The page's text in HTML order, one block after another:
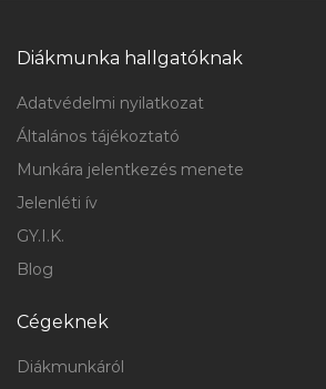
Diákmunka hallgatóknak
Adatvédelmi nyilatkozat
Általános tájékoztató
Munkára jelentkezés menete
Jelenléti ív
GY.I.K.
Blog
Cégeknek
Diákmunkáról